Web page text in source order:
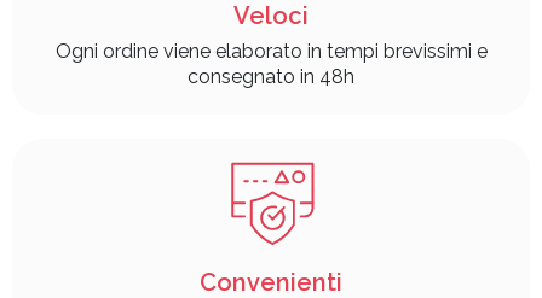
Veloci
Ogni ordine viene elaborato in tempi brevissimi e
consegnato in 48h
Convenienti